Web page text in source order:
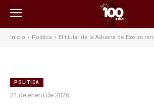
Inicio Política El titular de la Aduana de Ezeiza
POLÍTICA
21 de enero de 2026